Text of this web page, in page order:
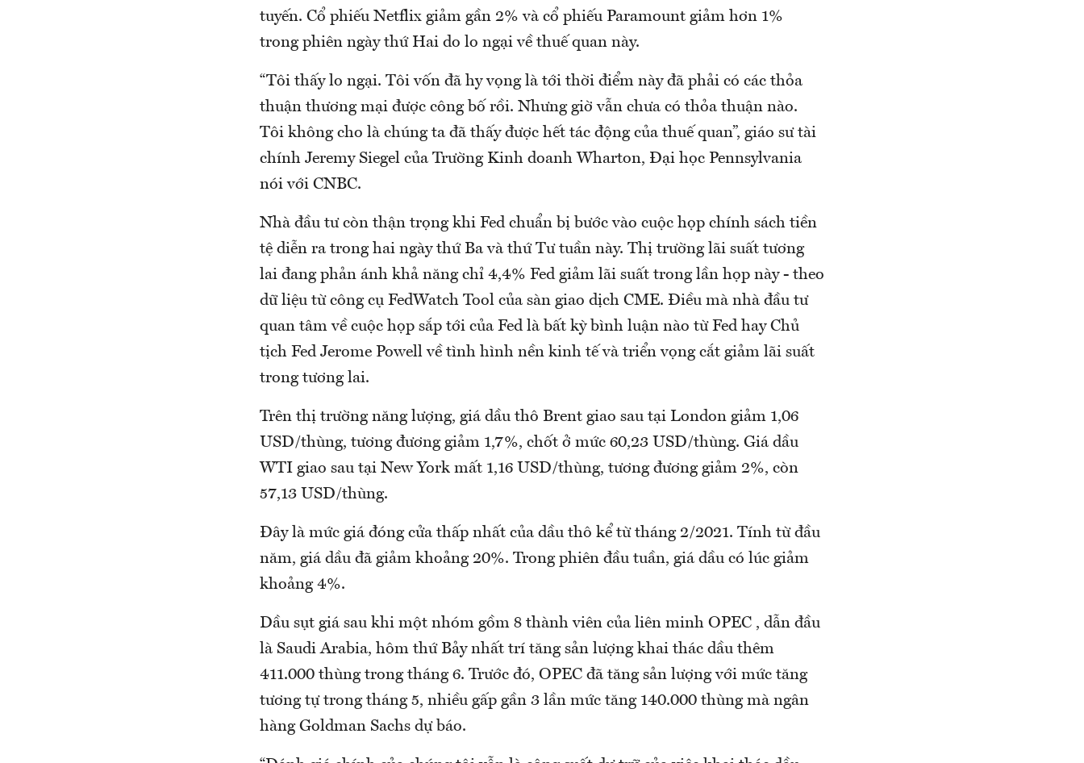
tuyến. Cổ phiếu Netflix giảm gần 2% và cổ phiếu Paramount giảm hơn 1%
trong phiên ngày thứ Hai do lo ngại về thuế quan này.
“Tôi thấy lo ngại. Tôi vốn đã hy vọng là tới thời điểm này đã phải có các thỏa
thuận thương mại được công bố rồi. Nhưng giờ vẫn chưa có thỏa thuận nào.
Tôi không cho là chúng ta đã thấy được hết tác động của thuế quan”, giáo sư tài
chính Jeremy Siegel của Trường Kinh doanh Wharton, Đại học Pennsylvania
nói với CNBC.
Nhà đầu tư còn thận trọng khi Fed chuẩn bị bước vào cuộc họp chính sách tiền
tệ diễn ra trong hai ngày thứ Ba và thứ Tư tuần này. Thị trường lãi suất tương
lai đang phản ánh khả năng chỉ 4,4% Fed giảm lãi suất trong lần họp này - theo
dữ liệu từ công cụ FedWatch Tool của sàn giao dịch CME. Điều mà nhà đầu tư
quan tâm về cuộc họp sắp tới của Fed là bất kỳ bình luận nào từ Fed hay Chủ
tịch Fed Jerome Powell về tình hình nền kinh tế và triển vọng cắt giảm lãi suất
trong tương lai.
Trên thị trường năng lượng, giá dầu thô Brent giao sau tại London giảm 1,06
USD/thùng, tương đương giảm 1,7%, chốt ở mức 60,23 USD/thùng. Giá dầu
WTI giao sau tại New York mất 1,16 USD/thùng, tương đương giảm 2%, còn
57,13 USD/thùng.
Đây là mức giá đóng cửa thấp nhất của dầu thô kể từ tháng 2/2021. Tính từ đầu
năm, giá dầu đã giảm khoảng 20%. Trong phiên đầu tuần, giá dầu có lúc giảm
khoảng 4%.
Dầu sụt giá sau khi một nhóm gồm 8 thành viên của liên minh OPEC , dẫn đầu
là Saudi Arabia, hôm thứ Bảy nhất trí tăng sản lượng khai thác dầu thêm
411.000 thùng trong tháng 6. Trước đó, OPEC đã tăng sản lượng với mức tăng
tương tự trong tháng 5, nhiều gấp gần 3 lần mức tăng 140.000 thùng mà ngân
hàng Goldman Sachs dự báo.